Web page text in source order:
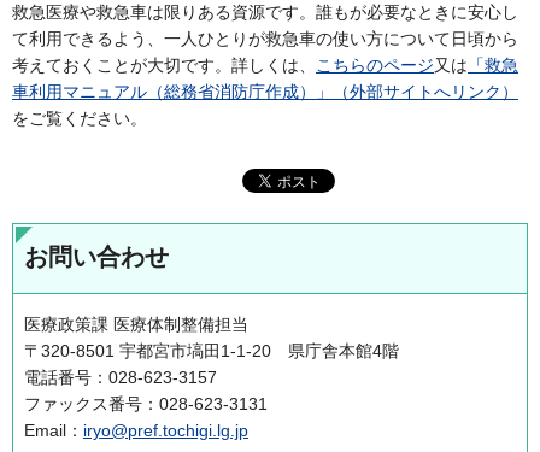
救急医療や救急車は限りある資源です。誰もが必要なときに安心し
て利用できるよう、一人ひとりが救急車の使い方について日頃から
考えておくことが大切です。詳しくは、
こちらのページ又は 「救急
車利用マニュアル（総務省消防庁作成）」（外部サイトへリンク）
をご覧ください。
お問い合わせ
医療政策課 医療体制整備担当
〒320-8501 宇都宮市塙田1-1-20 県庁舎本館4階
電話番号：028-623-3157
ファックス番号：028-623-3131
Email： iryo@pref.tochigi.lg.jp